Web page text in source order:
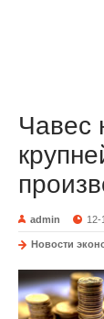
Чавес
admin 12-
Новости